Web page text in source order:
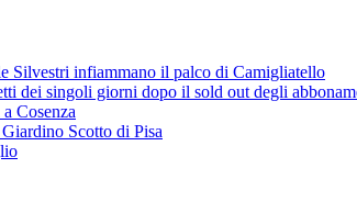
Silvestri infiammano il palco di Camigliatello
dei singoli giorni dopo il sold out degli
Cosenza
Scotto di Pisa